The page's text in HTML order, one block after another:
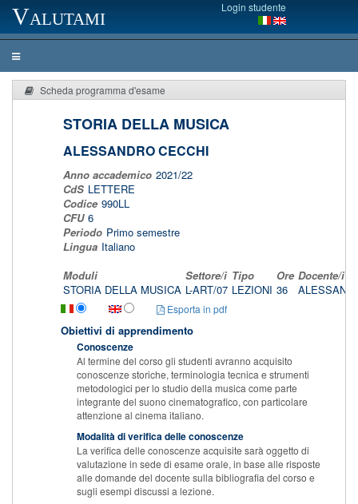
Valutami Login studente
Scheda programma d'esame
STORIA DELLA MUSICA
ALESSANDRO CECCHI
Anno accademico 2021/22
CdS LETTERE
Codice 990LL
CFU 6
Periodo Primo semestre
Lingua Italiano
Moduli
Settore/i Tipo Ore Docente/i
STORIA DELLA MUSICA L-ART/07 LEZIONI 36
Esporta in pdf
Obiettivi di apprendimento
Conoscenze
Al termine del corso gli studenti avranno acquisito
conoscenze storiche, terminologia tecnica e strumenti
metodologici per lo studio della musica come parte
integrante del suono cinematografico, con particolare
attenzione al cinema italiano.
Modalità di verifica delle conoscenze
La verifica delle conoscenze acquisite sarà oggetto di
valutazione in sede di esame orale, in base alle risposte
alle domande del docente sulla bibliografia del corso e
sugli esempi discussi a lezione.